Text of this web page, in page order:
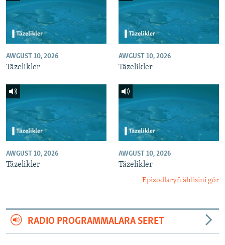
AWGUST 10, 2026
Täzelikler
AWGUST 10, 2026
Täzelikler
AWGUST 10, 2026
Täzelikler
AWGUST 10, 2026
Täzelikler
Epizodlaryň ählisini gör
RADIO PROGRAMMALARA SERET